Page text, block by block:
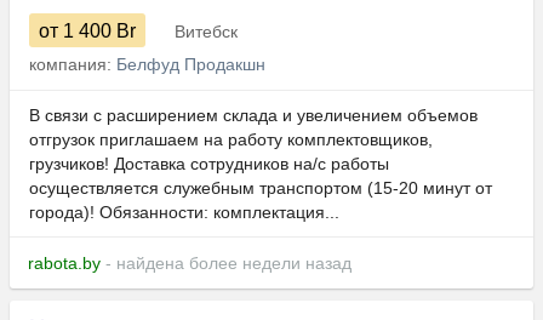
от 1 400 Br
Витебск
компания: Белфуд Продакшн
В связи с расширением склада и увеличением объемов
отгрузок приглашаем на работу комплектовщиков,
грузчиков! Доставка сотрудников на/с работы
осуществляется служебным транспортом (15-20 минут от
города)! Обязанности: комплектация...
rabota.by - найдена более недели назад